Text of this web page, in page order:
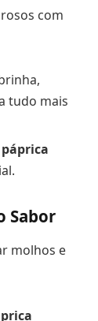
com
tudo mais
páprica
Sabor
molhos e